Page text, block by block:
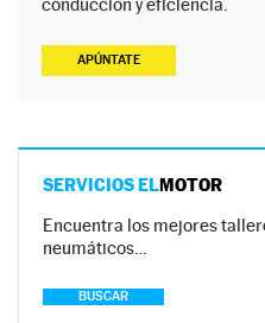
conducción y eficiencia.
APÚNTATE
SERVICIOS ELMOTOR
Encuentra los mejores
neumáticos…
BUSCAR